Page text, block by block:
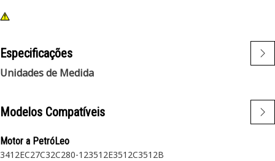
Especificações
Unidades de Medida
Modelos Compatíveis
Motor a PetróLeo
3412EC27C32C280-123512E3512C3512B